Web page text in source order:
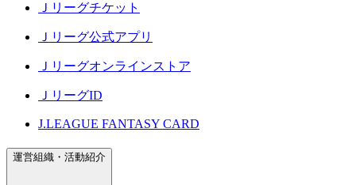
Ｊリーグチケット
Ｊリーグ公式アプリ
Ｊリーグオンラインストア
ＪリーグID
J.LEAGUE FANTASY CARD
運営組織・活動紹介